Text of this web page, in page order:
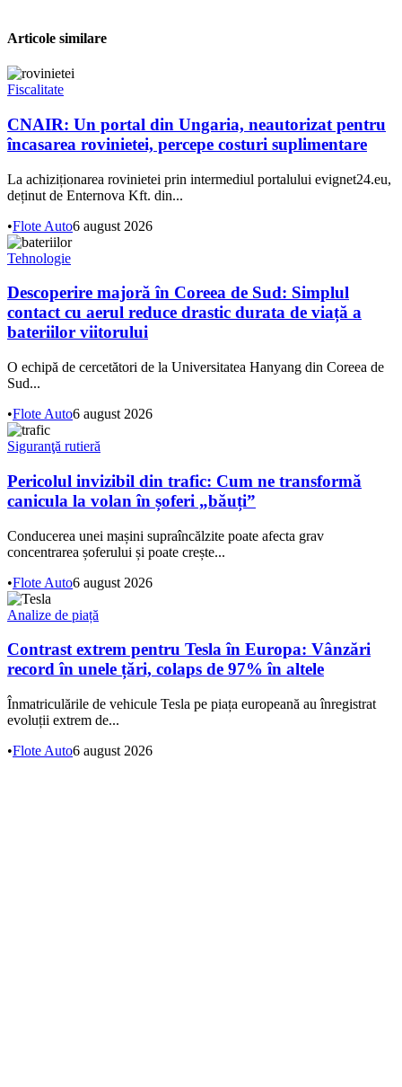
Articole similare
Fiscalitate
CNAIR: Un portal din Ungaria, neautorizat pentru
încasarea rovinietei, percepe costuri suplimentare
La achiziționarea rovinietei prin intermediul portalului evignet24.eu,
deținut de Enternova Kft. din...
•Flote Auto6 august 2026
Tehnologie
Descoperire majoră în Coreea de Sud: Simplul
contact cu aerul reduce drastic durata de viață a
bateriilor viitorului
O echipă de cercetători de la Universitatea Hanyang din Coreea de
Sud...
•Flote Auto6 august 2026
Siguranţă rutieră
Pericolul invizibil din trafic: Cum ne transformă
canicula la volan în șoferi „băuți”
Conducerea unei mașini supraîncălzite poate afecta grav
concentrarea șoferului și poate crește...
•Flote Auto6 august 2026
Analize de piață
Contrast extrem pentru Tesla în Europa: Vânzări
record în unele țări, colaps de 97% în altele
Înmatriculările de vehicule Tesla pe piața europeană au înregistrat
evoluții extrem de...
•Flote Auto6 august 2026